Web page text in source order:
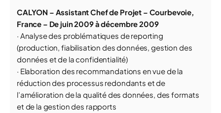
CALYON – Assistant Chef de Projet – Courbevoie,
France – De juin 2009 à décembre 2009
· Analyse des problématiques de reporting
(production, fiabilisation des données, gestion des
données et de la confidentialité)
· Elaboration des recommandations en vue de la
réduction des processus redondants et de
l’amélioration de la qualité des données, des formats
et de la gestion des rapports